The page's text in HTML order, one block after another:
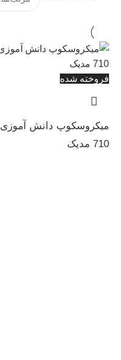
فروخته شده
میکروسکوپ دانش آموزی
710 مدیک